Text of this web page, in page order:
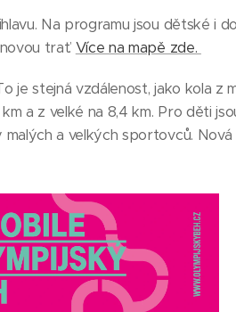
Na programu jsou dětské i
trať. Více na mapě zde.
je stejná vzdálenost, jako kola z
a z velké na 8,4 km. Pro děti
a velkých sportovců.